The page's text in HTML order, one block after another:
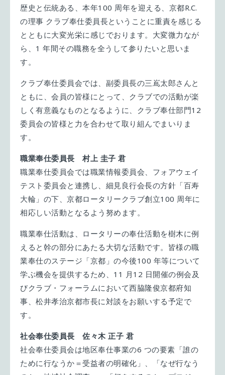
歴史と伝統ある、本年100 周年を迎える、京都R.C.
の理事 クラブ奉仕委員長ということに重責を感じる
とともに大変光栄に感じでおります。大変微力なが
ら、1 年間その職務を全うして参りたいと思いま
す。
クラブ奉仕委員会では、副委員長の三嶌太郎さんと
ともに、会員の皆様にとって、クラブでの活動が楽
しく有意義なものとなるように、クラブ奉仕部門12
委員会の皆様と力を合わせて取り組んでまいりま
す。
職業奉仕委員長 村上 圭子 君
職業奉仕委員会では職業情報委員会、フォアウェイ
テスト委員会と連携し、細見良行会長の方針「百寿
大輪」の下、京都ロータリークラブ創立100 周年に
相応しい活動となるよう努めます。
職業奉仕活動は、ロータリーの奉仕活動を樹木に例
えると幹の部分にあたる大切な活動です。皆様の職
業奉仕のステージ「京都」の今後100 年等について
学ぶ機会を提供するため、11 月12 日開催の例会及
びクラブ・フォーラムにおいて西脇隆俊京都府知
事、松井孝治京都市長に対談をお願いする予定で
す。
社会奉仕委員長 佐々木 正子 君
社会奉仕委員会は地区奉仕事業の6 つの要素「誰の
ために行なうか＝受益者の明確化」、「なぜ行なう